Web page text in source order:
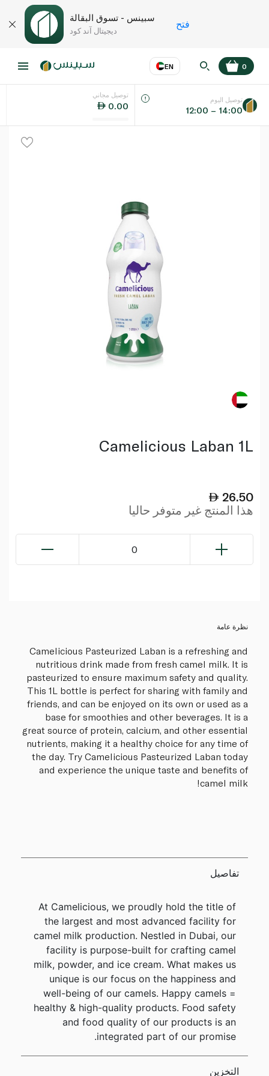
سبينس - تسوق البقالة
ديجيتال آند كود
فتح
EN
اللغة عر
0
توصيل مجاني
0.00
توصيل اليوم
12:00 – 14:00
Camelicious Laban 1L
26.50
هذا المنتج غير متوفر حاليا
0
نظرة عامة
Camelicious Pasteurized Laban is a refreshing and
nutritious drink made from fresh camel milk. It is
pasteurized to ensure maximum safety and quality.
This 1L bottle is perfect for sharing with family and
friends, and can be enjoyed on its own or used as a
base for smoothies and other beverages. It is a
great source of protein, calcium, and other essential
nutrients, making it a healthy choice for any time of
the day. Try Camelicious Pasteurized Laban today
and experience the unique taste and benefits of
camel milk!
تفاصيل
At Camelicious, we proudly hold the title of
the largest and most advanced facility for
camel milk production. Nestled in Dubai, our
facility is purpose-built for crafting camel
milk, powder, and ice cream. What makes us
unique is our focus on the happiness and
well-being of our camels. Happy camels =
healthy & high-quality products. Food safety
and food quality of our products is an
integrated part of our promise.
التخزين